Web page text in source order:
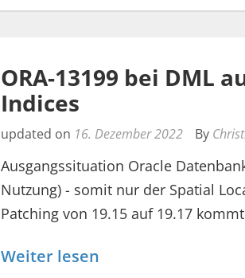
ORA-13199 bei DML
Indices
updated on 16. Dezember 2022 By
Ausgangssituation Oracle
Nutzung) - somit nur der Spatial
Patching von 19.15 auf 19.17
Weiter lesen